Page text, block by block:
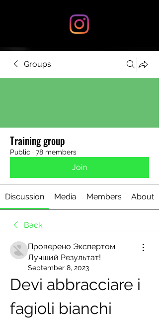
Groups
Training group
Public · 78 members
Join
Discussion Media Members About
Back
Проверено Экспертом.
Лучший Результат!
September 8, 2023
Devi abbracciare i
fagioli bianchi